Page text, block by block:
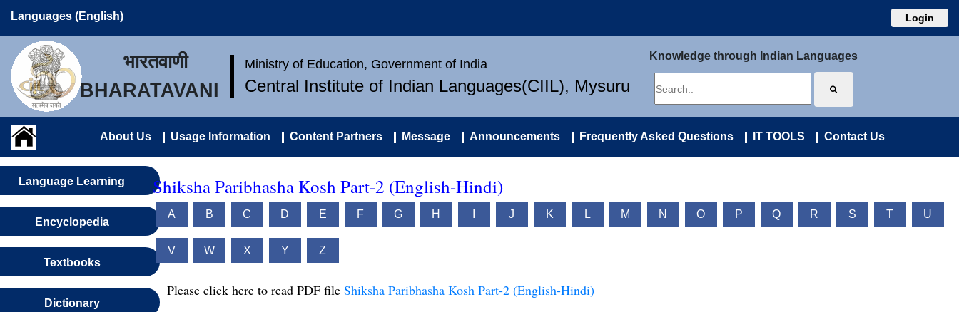
Languages (English) Login
भारतवाणी
BHARATAVANI
Ministry of Education, Government of India
Central Institute of Indian Languages(CIIL), Mysuru
Knowledge through Indian Languages
About Us Usage Information Content Partners Message Announcements Frequently Asked Questions IT TOOLS Contact Us
Language Learning
Encyclopedia
Textbooks
Dictionary
Shiksha Paribhasha Kosh Part-2 (English-Hindi)
A B C D E F G H J K L M N O P Q R S T U
V W X Y Z
Please click here to read PDF file Shiksha Paribhasha Kosh Part-2 (English-Hindi)